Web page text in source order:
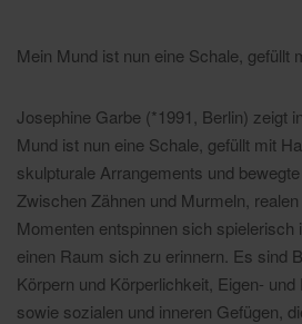
Mein Mund ist nun eine Schale, gefüllt
Josephine Garbe (*1991, Berlin) zeigt
Mund ist nun eine Schale, gefüllt mit
skulpturale Arrangements und bewegte
Zwischen Zähnen und Murmeln,
Momenten entspinnen sich spielerisch
einen Raum sich zu erinnern. Es sind
Körpern und Körperlichkeit, Eigen- und
sowie sozialen und inneren Gefügen,